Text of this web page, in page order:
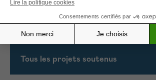
thérapeutiques basées sur des
synthétiques.
Tous les projets soutenus